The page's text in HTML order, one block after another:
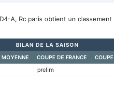
A, Rc paris obtient un
BILAN DE LA SAISON
MOYENNE COUPE DE FRANCE
prelim